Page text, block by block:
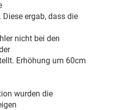
ergab, dass die
nicht bei den
Erhöhung um 60cm
wurden die